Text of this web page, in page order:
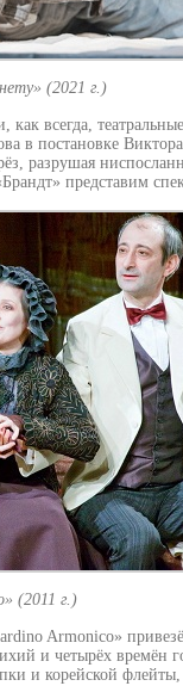
(2021 г.)
всегда,
в постановке
разрушая
представим
(2011 г.)
Armonico»
и четырёх времён
и корейской флейты,